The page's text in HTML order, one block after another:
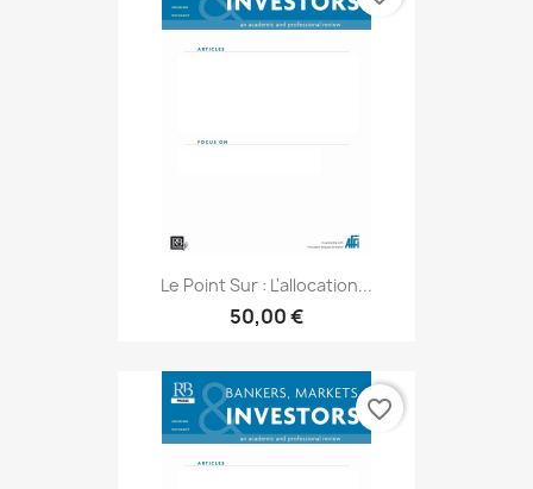
Le Point Sur : L'allocation...
50,00 €
favorite_border